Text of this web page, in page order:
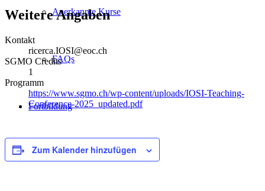
Anerkannte Kurse
FAQs
Fortbildung
Credits beantragen
Weitere Angaben
Kontakt
ricerca.IOSI@eoc.ch
SGMO Credits
1
Programm
https://www.sgmo.ch/wp-content/uploads/IOSI-Teaching-
Conference-2025_updated.pdf
Zum Kalender hinzufügen